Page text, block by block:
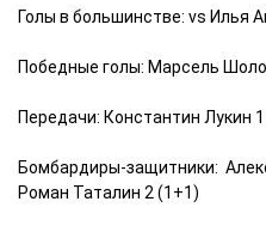
Голы в большинстве: vs Илья
Победные голы: Марсель
Передачи: Константин Лукин
Бомбардиры-защитники:
Роман Таталин 2 (1+1)